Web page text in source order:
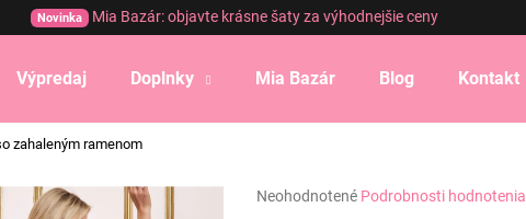
Novinka Mia Bazár: objavte krásne šaty za výhodnejšie ceny
Výpredaj Doplnky Mia Bazár Blog Kontakt
zahaleným ramenom
Priemerné
Neohodnotené Podrobnosti hodnotenia
Čo potrebujete nájsť?
HĽADAŤ